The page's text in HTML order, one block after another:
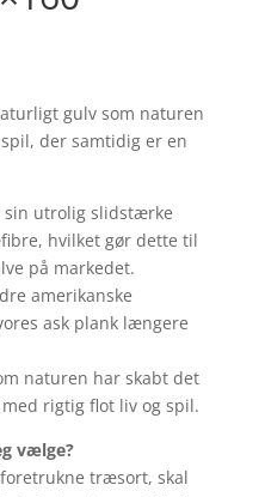
gulv som naturen
der samtidig er en
sin utrolig slidstærke
hvilket gør dette til
på markedet.
amerikanske
ask plank længere
naturen har skabt det
rigtig flot liv og spil.
vælge?
træsort, skal